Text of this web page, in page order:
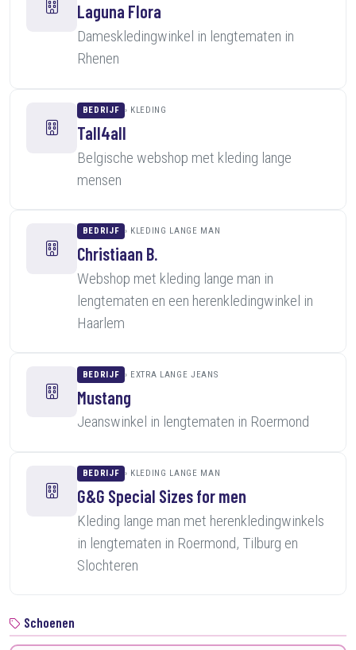
Laguna Flora
Dameskledingwinkel in lengtematen in
Rhenen
BEDRIJF KLEDING
Tall4all
Belgische webshop met kleding lange
mensen
BEDRIJF KLEDING LANGE MAN
Christiaan B.
Webshop met kleding lange man in
lengtematen en een herenkledingwinkel in
Haarlem
BEDRIJF EXTRA LANGE JEANS
Mustang
Jeanswinkel in lengtematen in Roermond
BEDRIJF KLEDING LANGE MAN
G&G Special Sizes for men
Kleding lange man met herenkledingwinkels
in lengtematen in Roermond, Tilburg en
Slochteren
Schoenen